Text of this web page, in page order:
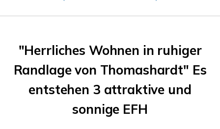
"Herrliches Wohnen in ruhiger
Randlage von Thomashardt" Es
entstehen 3 attraktive und
sonnige EFH